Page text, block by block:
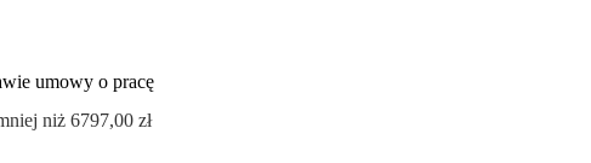
umowy o pracę
niż 6797,00 zł